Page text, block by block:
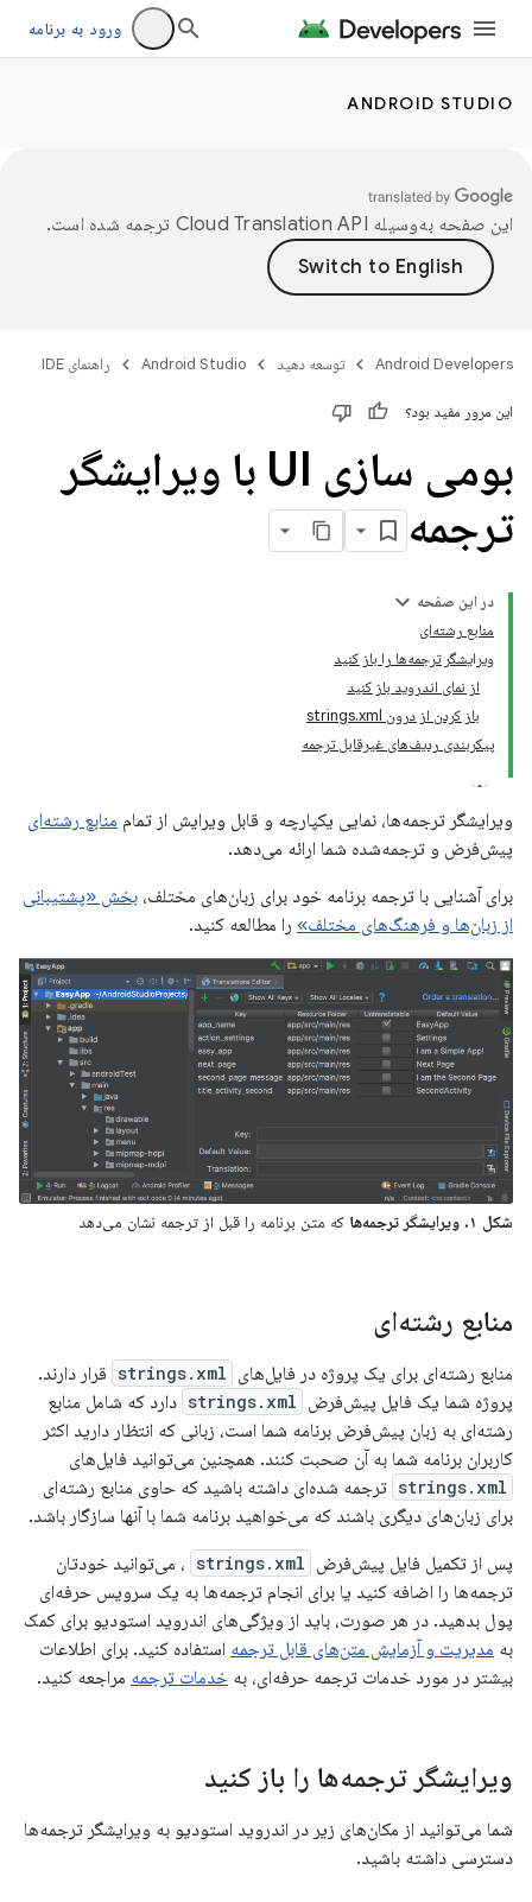
ورود به برنامه
ANDROID STUDIO
این صفحه به‌وسیله ترجمه شده است.
Android Developers توسعه دهید Android Studio راهنمای IDE
این مرور مفید بود؟
بومی سازی UI با ویرایشگر
ترجمه
در این صفحه
منابع رشته‌ای
ویرایشگر ترجمه‌ها را باز کنید
از نمای اندروید باز کنید
باز کردن از درون strings.xml
پیکربندی ردیف‌های غیرقابل ترجمه
ویرایشگر ترجمه‌ها، نمایی یکپارچه و قابل ویرایش از تمام منابع رشته‌ای
پیش‌فرض و ترجمه‌شده شما ارائه می‌دهد.
برای آشنایی با ترجمه برنامه خود برای زبان‌های مختلف، بخش «پشتیبانی
از زبان‌ها و فرهنگ‌های مختلف» را مطالعه کنید.
شکل ۱. ویرایشگر ترجمه‌ها که متن برنامه را قبل از ترجمه نشان می‌دهد
منابع رشته‌ای
منابع رشته‌ای برای یک پروژه در فایل‌های strings.xml قرار دارند.
پروژه شما یک فایل پیش‌فرض strings.xml دارد که شامل منابع
رشته‌ای به زبان پیش‌فرض برنامه شما است، زبانی که انتظار دارید اکثر
کاربران برنامه شما به آن صحبت کنند. همچنین می‌توانید فایل‌های
strings.xml ترجمه شده‌ای داشته باشید که حاوی منابع رشته‌ای
برای زبان‌های دیگری باشند که می‌خواهید برنامه شما با آنها سازگار باشد.
پس از تکمیل فایل پیش‌فرض strings.xml ، می‌توانید خودتان
ترجمه‌ها را اضافه کنید یا برای انجام ترجمه‌ها به یک سرویس حرفه‌ای
پول بدهید. در هر صورت، باید از ویژگی‌های اندروید استودیو برای کمک
به مدیریت و آزمایش متن‌های قابل ترجمه استفاده کنید. برای اطلاعات
بیشتر در مورد خدمات ترجمه حرفه‌ای، به خدمات ترجمه مراجعه کنید.
ویرایشگر ترجمه‌ها را باز کنید
شما می‌توانید از مکان‌های زیر در اندروید استودیو به ویرایشگر ترجمه‌ها
دسترسی داشته باشید.